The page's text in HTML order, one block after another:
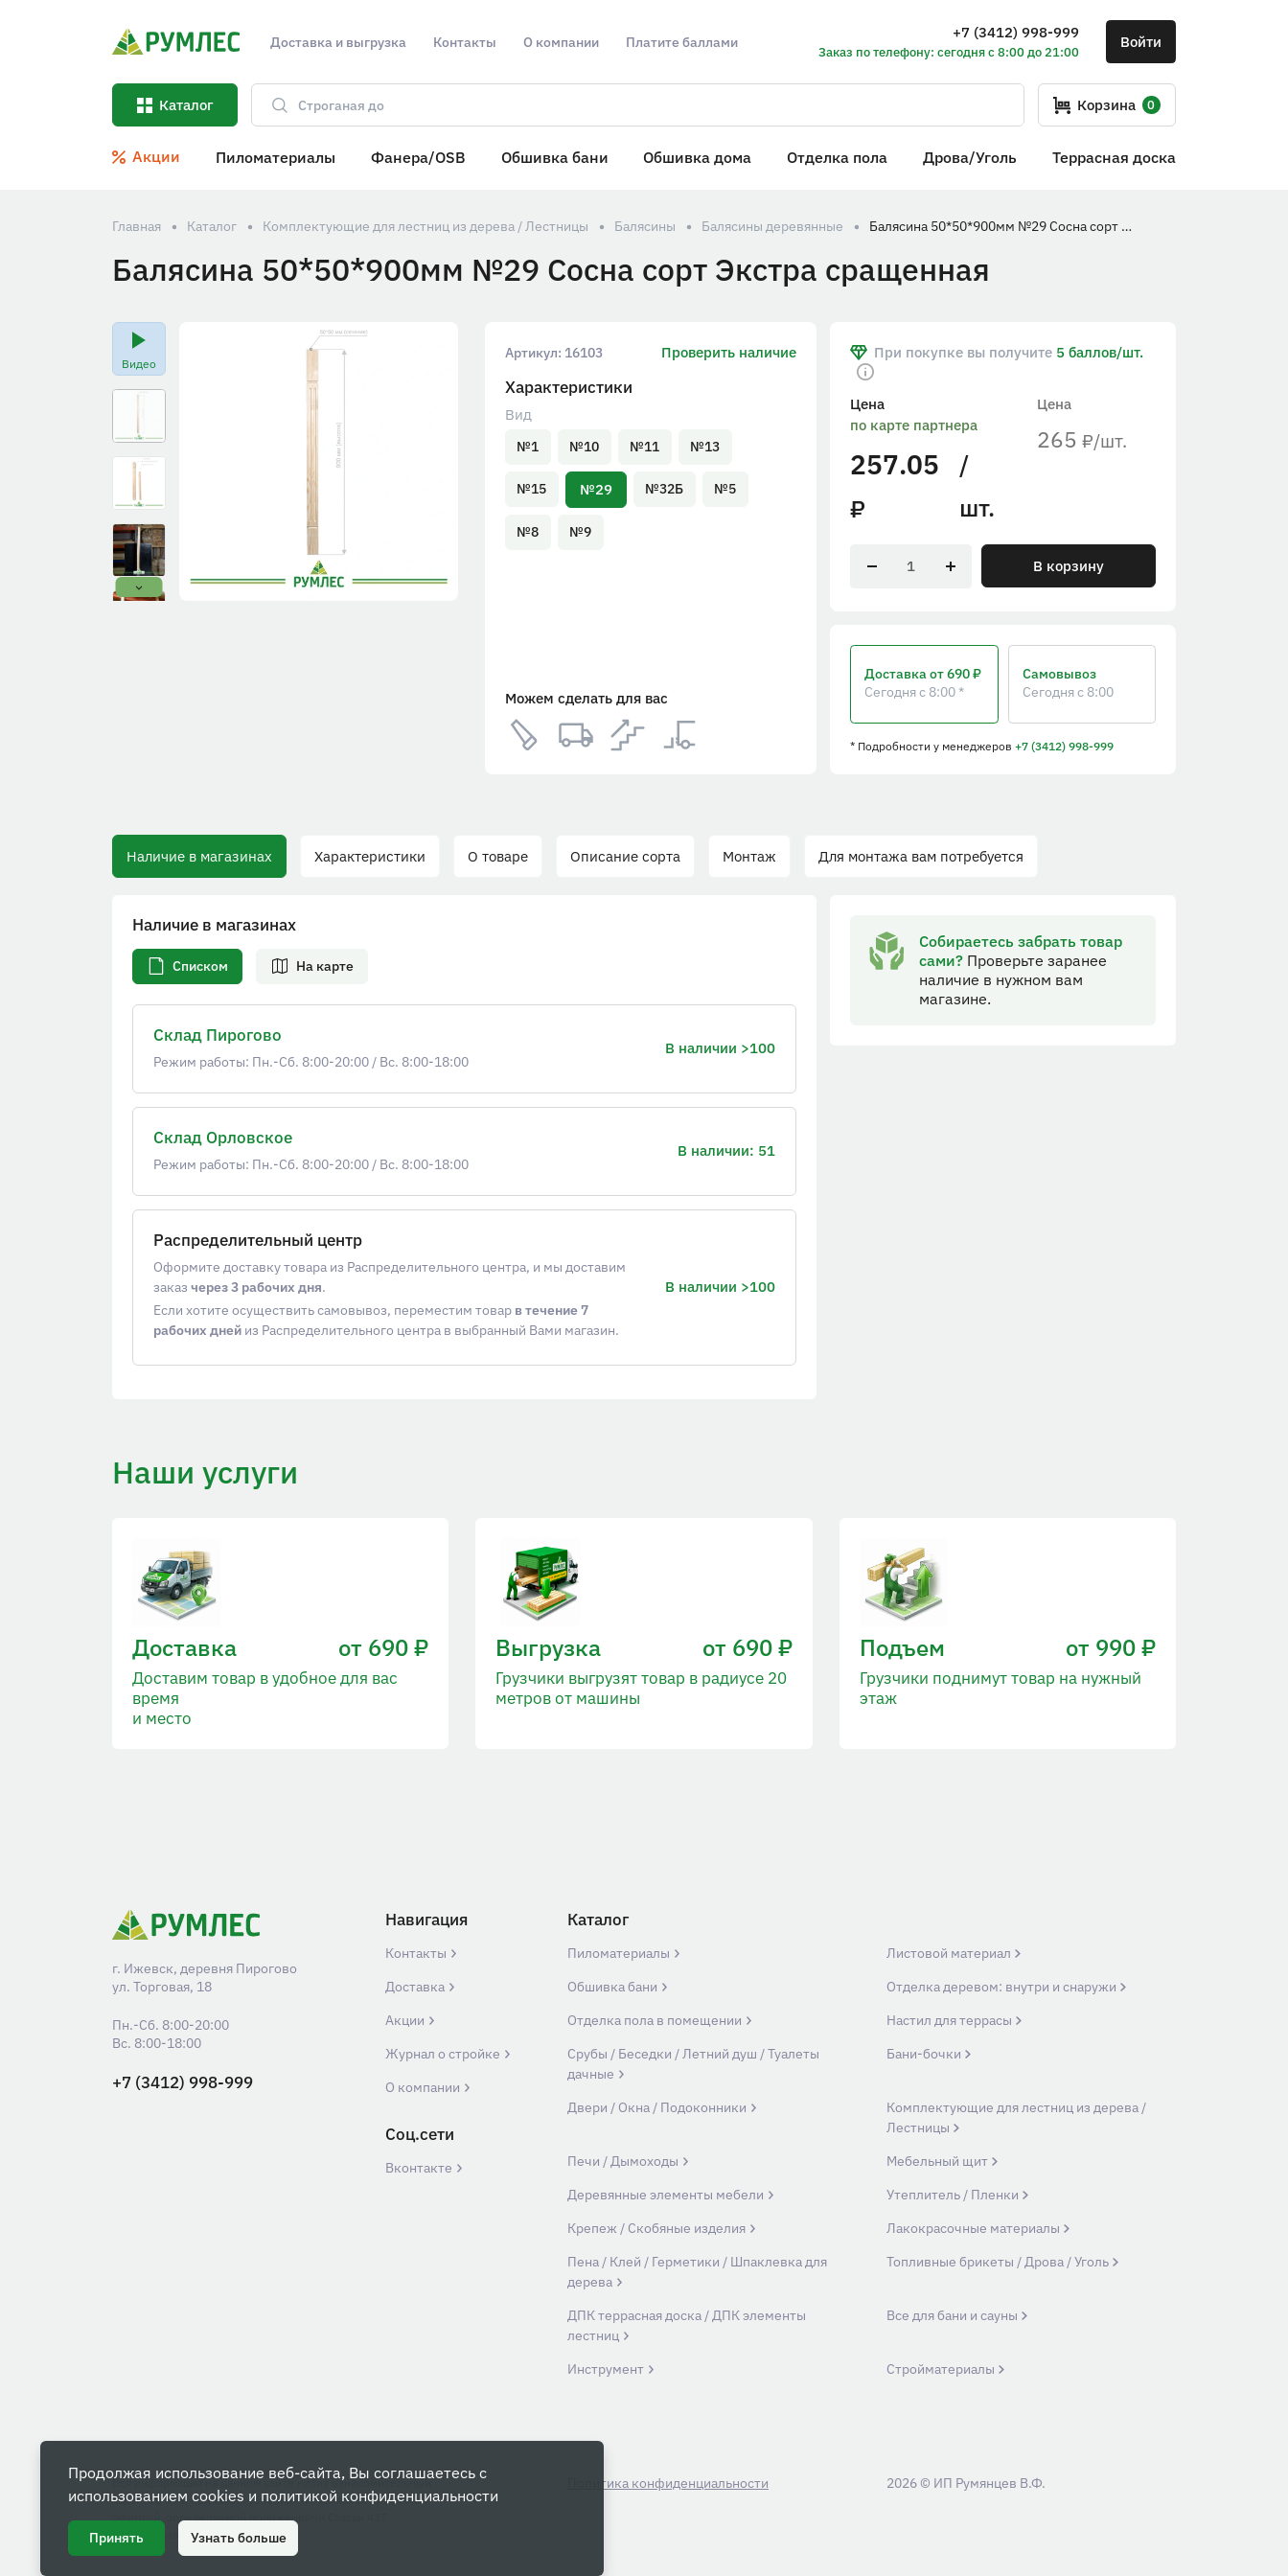
Доставка и выгрузка Контакты О компании Платите баллами
+7 (3412) 998-999
Заказ по телефону: сегодня с 8:00 до 21:00
Войти
Каталог Корзина 0
Акции Пиломатериалы Фанера/OSB Обшивка бани Обшивка дома Отделка пола Дрова/Уголь Террасная доска
Главная Каталог Комплектующие для лестниц из дерева / Лестницы Балясины Балясины деревянные Балясина 50*50*900мм №29 Сосна сорт Экстра сращенная
Балясина 50*50*900мм №29 Сосна сорт Экстра сращенная
Видео
Артикул: 16103 Проверить наличие
Характеристики
Вид
№1 №10 №11 №13
№15 №29 №32Б №5
№8 №9
Можем сделать для вас
При покупке вы получите 5 баллов/шт.
Цена
265 ₽/шт.
Цена
по карте партнера
257.05
₽
/
шт.
В корзину
Доставкаот 690 ₽
Сегодня с 8:00 *
Самовывоз
Сегодня с 8:00
* Подробностиу менеджеров+7 (3412) 998-999
Наличие в магазинах Характеристики О товаре Описание сорта Монтаж Для монтажа вам потребуется
Наличие в магазинах
Списком На карте
Склад Пирогово
Режим работы: Пн.-Сб. 8:00-20:00 / Вс. 8:00-18:00
В наличии >100
Склад Орловское
Режим работы: Пн.-Сб. 8:00-20:00 / Вс. 8:00-18:00
В наличии: 51
Распределительный центр
Оформите доставку товара из Распределительного центра, и мы доставим
заказ через 3 рабочих дня.
Если хотите осуществить самовывоз, переместим товар в течение 7
рабочих дней из Распределительного центра в выбранный Вами магазин.
В наличии >100
Собираетесь забрать товар
сами?Проверьте заранее
наличие в нужном вам
магазине.
Наши услуги
Доставка от 690 ₽
Доставим товар в удобное для вас
время
и место
Выгрузка от 690 ₽
Грузчики выгрузят товар в радиусе 20
метров от машины
Подъем от 990 ₽
Грузчики поднимут товар на нужный
этаж
г. Ижевск, деревня Пирогово
ул. Торговая, 18
+7 (3412) 998-999
Пн.-Сб. 8:00-20:00
Вс. 8:00-18:00
Навигация
Контакты
Доставка
Акции
Журнал о стройке
О компании
Соц.сети
Вконтакте
Каталог
Пиломатериалы
Листовой материал
Обшивка бани
Отделка деревом: внутри и снаружи
Отделка пола в помещении
Настил для террасы
Срубы / Беседки / Летний душ / Туалеты
дачные
Бани-бочки
Двери / Окна / Подоконники
Комплектующие для лестниц из дерева /
Лестницы
Печи / Дымоходы
Мебельный щит
Деревянные элементы мебели
Утеплитель / Пленки
Крепеж / Скобяные изделия
Лакокрасочные материалы
Пена / Клей / Герметики / Шпаклевка для
дерева
Топливные брикеты / Дрова / Уголь
ДПК террасная доска / ДПК элементы
лестниц
Все для бани и сауны
Инструмент Стройматериалы
Вся информация на данном сайте носит ознакомительный
характер и ни при каких условиях не является публичной
офертой, определяемой положениями Статьи 437
Гражданского кодекса РФ.
Политика конфиденциальности 2026 © ИП Румянцев В.Ф.
Продолжая использование веб-сайта, Вы соглашаетесь с
использованием cookies и политикой конфиденциальности
Принять Узнать больше